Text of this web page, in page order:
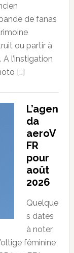
de fanas
ou partir à
A l’instigation
[…]
L’agen
da
aeroV
FR
pour
août
2026
Quelque
s dates
à noter
féminine